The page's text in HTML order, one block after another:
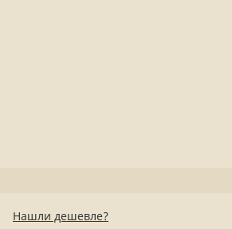
Нашли дешевле?